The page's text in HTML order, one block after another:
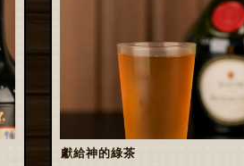
獻給神的綠茶